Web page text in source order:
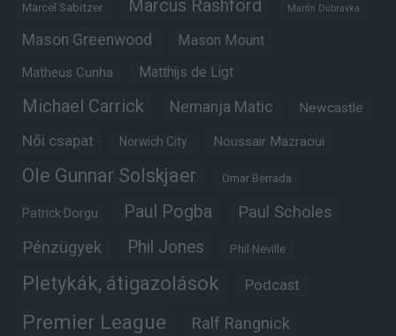
Marcel Sabitzer Marcus Rashford Martin Dubravka
Mason Greenwood Mason Mount
Matheus Cunha Matthijs de Ligt
Michael Carrick Nemanja Matic Newcastle
Női csapat Norwich City Noussair Mazraoui
Ole Gunnar Solskjaer Omar Berrada
Patrick Dorgu Paul Pogba Paul Scholes
Pénzügyek Phil Jones Phil Neville
Pletykák, átigazolások Podcast
Premier League Ralf Rangnick